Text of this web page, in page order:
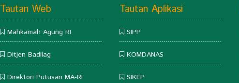
Tautan Web
Mahkamah Agung RI
Ditjen Badilag
Direktori Putusan MA-RI
Tautan Aplikasi
SIPP
KOMDANAS
SIKEP